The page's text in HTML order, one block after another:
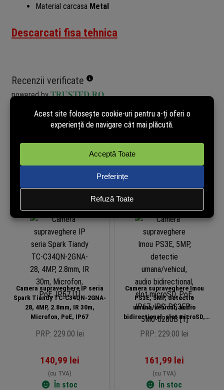
Material carcasa Metal
Descarcati fisa tehnica
Recenzii verificate
powered byTRUSTED.RO
Nu avem încă opinii de la clienți verificați pentru acest produs.
Recenzia poate fi lăsată doar de cei care au cumpărat pe site.
independent!
Camera supraveghere IP seria
Spark Tiandy TC-C34QN-2GNA-
28, 4MP, 2.8mm, IR 30m,
Microfon, PoE, IP67
PRP: 229.00 lei
140,99 lei
(cu TVA)
În stoc
Camera supraveghere Imou
PS3E, 5MP, detectie
umana/vehicul, audio
bidirectional, slot microSD,
PoE, IP67, IPC-PS3EP-5M0-
0280B
PRP: 229.00 lei
161,99 lei
(cu TVA)
În stoc